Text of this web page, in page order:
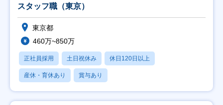
スタッフ職（東京）
東京都
460万~850万
正社員採用 土日祝休み 休日120日以上
産休・育休あり 賞与あり